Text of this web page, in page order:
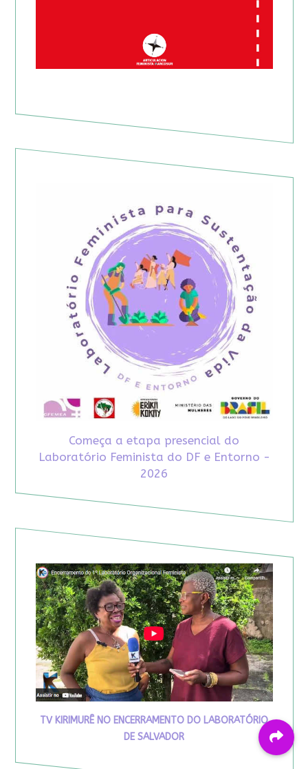
Começa a etapa presencial do
Laboratório Feminista do DF e Entorno -
2026
TV KIRIMURÊ NO ENCERRAMENTO DO LABORATÓRIO
DE SALVADOR